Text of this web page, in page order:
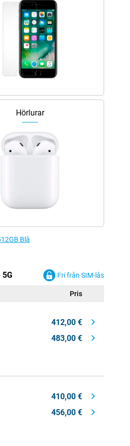
Hörlurar
Blå
Fri från SIM-lås
Pris
412,00 €
483,00 €
410,00 €
456,00 €